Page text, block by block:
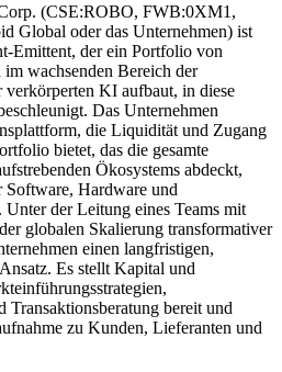
(CSE:ROBO, FWB:0XM1,
Global oder das Unternehmen) ist
Emittent, der ein Portfolio von
wachsenden Bereich der
KI aufbaut, in diese
Das Unternehmen
die Liquidität und Zugang
bietet, das die gesamte
Ökosystems abdeckt,
Hardware und
der Leitung eines Teams mit
globalen Skalierung transformativer
einen langfristigen,
Es stellt Kapital und
Transaktionsberatung bereit und
zu Kunden, Lieferanten und